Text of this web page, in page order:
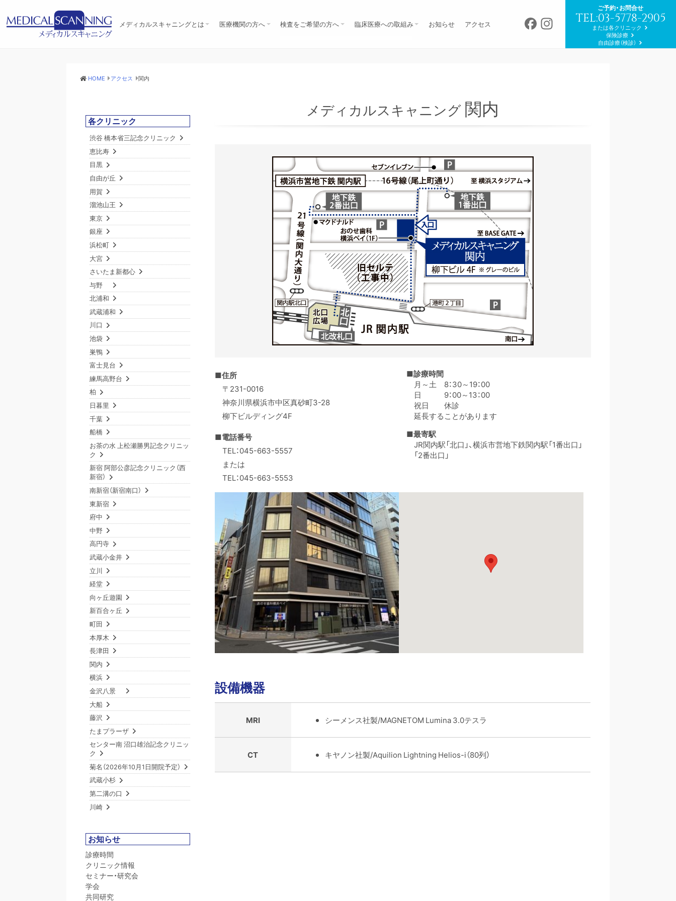
メディカルスキャニングとは
医療機関の方へ
検査をご希望の方へ
臨床医療への取組み
お知らせ アクセス Facebook
Instagram
ご予約・お問合せ
TEL:03-5778-2905
または各クリニック
保険診療
自由診療（検診）
HOME アクセス 関内
メディカルスキャニング 関内
■住所
〒231-0016
神奈川県横浜市中区真砂町3-28
柳下ビルディング4F
■電話番号
TEL：045-663-5557
または
TEL：045-663-5553
■診療時間
月～土 8：30～19：00
日 9：00～13：00
祝日 休診
延長することがあります
■最寄駅
JR関内駅「北口」、横浜市営地下鉄関内駅「1番出口」
「2番出口」
設備機器
MRI シーメンス社製/MAGNETOM Lumina 3.0テスラ
CT キヤノン社製/Aquilion Lightning Helios-i（80列）
各クリニック
渋谷 橋本省三記念クリニック
恵比寿
目黒
自由が丘
用賀
溜池山王
東京
銀座
浜松町
大宮
さいたま新都心
与野
北浦和
武蔵浦和
川口
池袋
巣鴨
富士見台
練馬高野台
柏
日暮里
千葉
船橋
お茶の水 上松瀬勝男記念クリニッ
ク
新宿 阿部公彦記念クリニック（西
新宿）
南新宿（新宿南口）
東新宿
府中
中野
高円寺
武蔵小金井
立川
経堂
向ヶ丘遊園
新百合ヶ丘
町田
本厚木
長津田
関内
横浜
金沢八景
大船
藤沢
たまプラーザ
センター南 沼口雄治記念クリニッ
ク
菊名（2026年10月1日開院予定）
武蔵小杉
第二溝の口
川崎
お知らせ
診療時間
クリニック情報
セミナー・研究会
学会
共同研究